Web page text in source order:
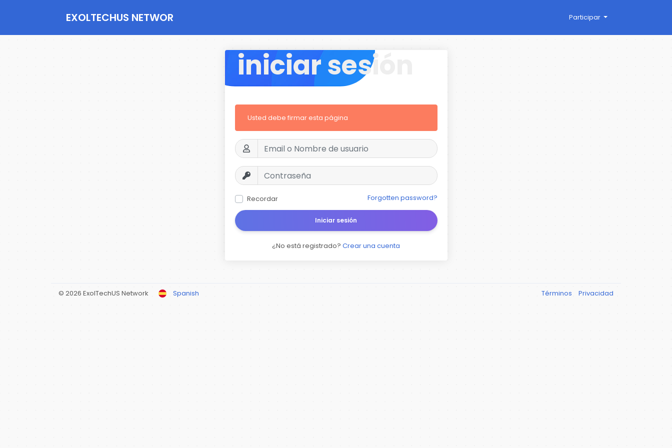
EXOLTECHUS NETWOR Participar
iniciar sesión
Usted debe firmar esta página
Recordar Forgotten password?
Iniciar sesión
¿No está registrado? Crear una cuenta
© 2026 ExolTechUS Network Spanish Términos Privacidad